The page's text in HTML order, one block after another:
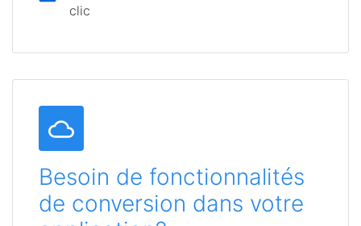
clic
Besoin de fonctionnalités
de conversion dans votre